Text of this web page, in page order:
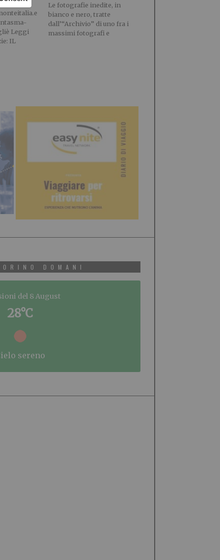
Leggi
IL
Le fotografie inedite, in
bianco e nero, tratte
dall’“Archivio” di uno fra i
massimi fotografi e
DOMANI
del 8 August
28°C
cielo sereno